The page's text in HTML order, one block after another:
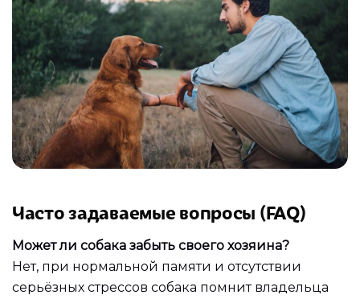
Часто задаваемые вопросы (FAQ)
Может ли собака забыть своего хозяина?
Нет, при нормальной памяти и отсутствии
серьёзных стрессов собака помнит владельца